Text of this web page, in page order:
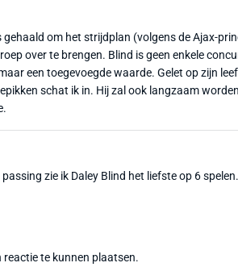
gehaald om het strijdplan (volgens de Ajax-
over te brengen. Blind is geen enkele
een toegevoegde waarde. Gelet op zijn
schat ik in. Hij zal ook langzaam
zie ik Daley Blind het liefste op 6 spelen.
reactie te kunnen plaatsen.